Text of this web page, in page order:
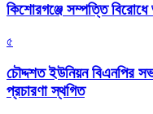
কিশোরগঞ্জে সম্পত্তি বিরোধে
৫
চৌদ্দশত ইউনিয়ন বিএনপির
প্রচারণা স্থগিত